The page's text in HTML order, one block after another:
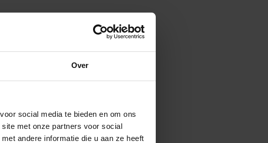
Over
social media te bieden en om ons
met onze partners voor social
andere informatie die u aan ze heeft